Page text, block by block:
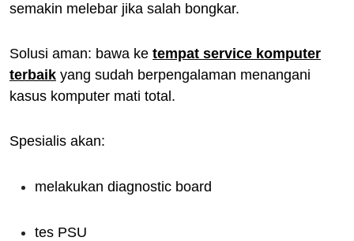
semakin melebar jika salah bongkar.
Solusi aman: bawa ke tempat service komputer
terbaik yang sudah berpengalaman menangani
kasus komputer mati total.
Spesialis akan:
melakukan diagnostic board
tes PSU